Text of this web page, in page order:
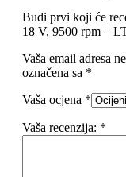
Budi prvi koji će
18 V, 9500 rpm –
Vaša email adresa
označena sa *
Vaša ocjena *
Vaša recenzija: *